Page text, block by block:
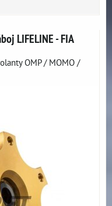
LIFELINE - FIA
OMP / MOMO /